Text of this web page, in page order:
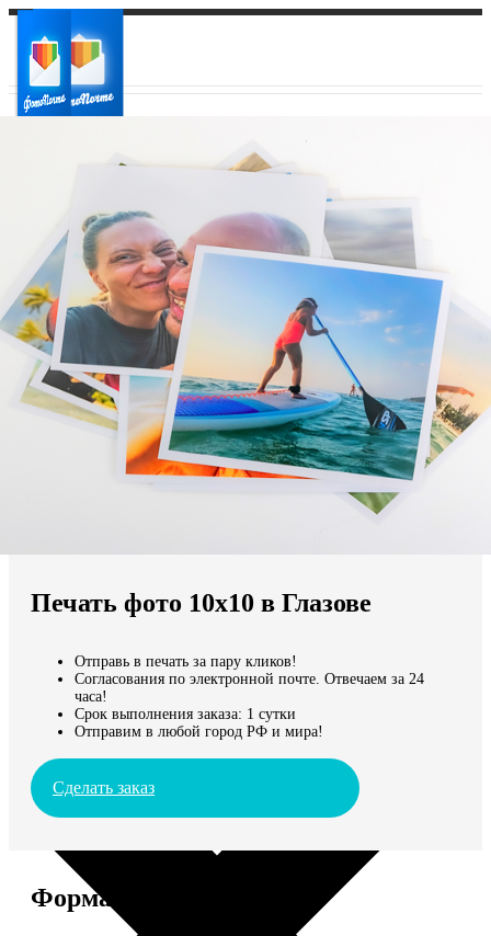
Ваш регион доставки
Выберите из списка:
Мы доставляем по всему миру
Продолжить без города
Печать фото 10х10 в Глазове
Отправь в печать за пару кликов!
Согласования по электронной почте. Отвечаем за 24
часа!
Срок выполнения заказа: 1 сутки
Отправим в любой город РФ и мира!
Сделать заказ
Форматы и цены